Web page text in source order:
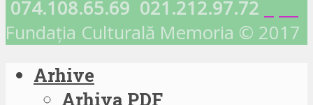
074.108.65.69 021.212.97.72
Fundația Culturală Memoria © 2017
Arhive
Arhiva PDF